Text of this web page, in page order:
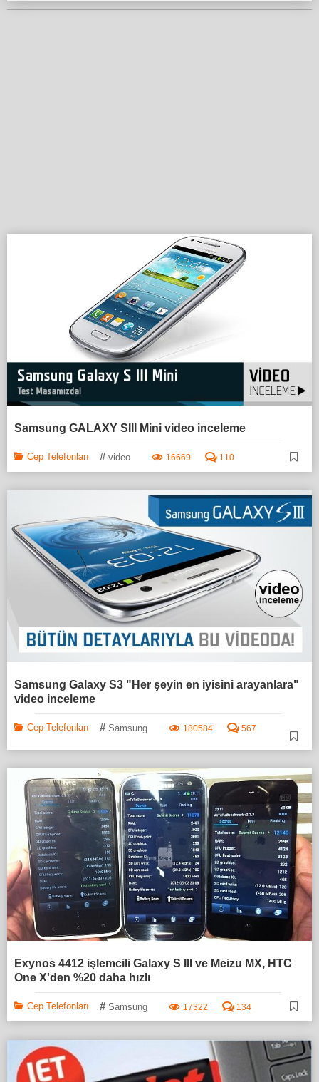
Samsung GALAXY SIII Mini video inceleme
Cep Telefonları # video 16669 110
Samsung Galaxy S3 "Her şeyin en iyisini arayanlara"
video inceleme
Cep Telefonları # Samsung 180584 567
Exynos 4412 işlemcili Galaxy S III ve Meizu MX, HTC
One X'den %20 daha hızlı
Cep Telefonları # Samsung 17322 134